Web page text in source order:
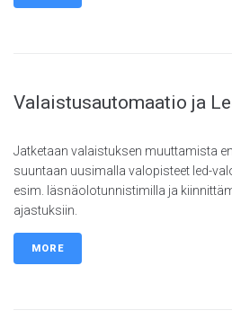
Valaistusautomaatio ja
Jatketaan valaistuksen muuttamista
suuntaan uusimalla valopisteet led-
esim. läsnäolotunnistimilla ja
ajastuksiin.
MORE